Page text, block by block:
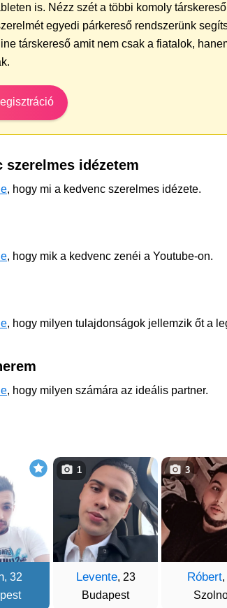
is. Nézz szét a többi komoly
egyedi párkereső rendszerünk
társkereső amit nem csak a fiatalok,
szerelmes idézetem
, hogy mi a kedvenc szerelmes idézete.
, hogy mik a kedvenc zenéi a Youtube-on.
, hogy milyen tulajdonságok jellemzik őt a
, hogy milyen számára az ideális partner.
, 32
Levente, 23
Budapest
1
Róbert
3